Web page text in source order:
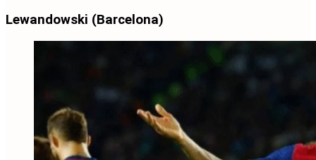
Lewandowski (Barcelona)